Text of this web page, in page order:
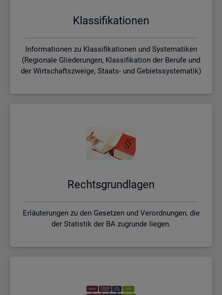
Klas­si­fi­ka­tio­nen
Informationen zu Klassifikationen und Systematiken
(Regionale Gliederungen, Klassifikation der Berufe und
der Wirtschaftszweige, Staats- und Gebietssystematik)
Rechts­grund­la­gen
Erläuterungen zu den Gesetzen und Verordnungen, die
der Statistik der BA zugrunde liegen.